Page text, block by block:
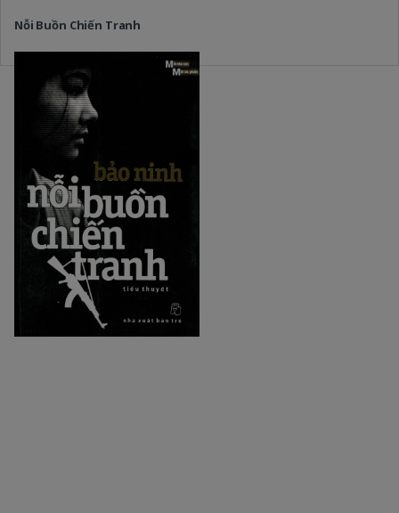
Nỗi Buồn Chiến Tranh